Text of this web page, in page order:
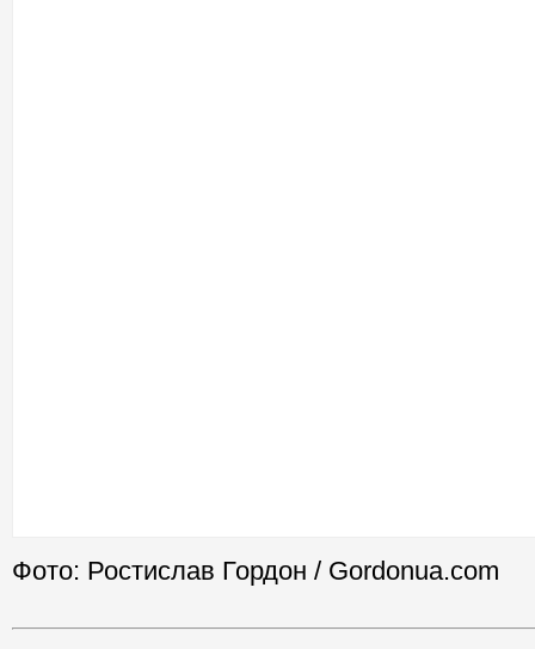
Фото: Ростислав Гордон / Gordonua.com